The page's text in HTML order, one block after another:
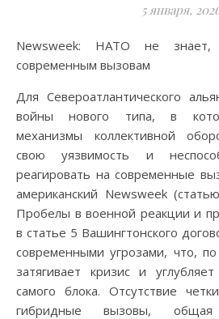
5 января,
Newsweek: НАТО не знает, как противостоять
современным вызовам
Для Североатлантического
войны нового типа, в
механизмы коллективной
свою уязвимость и
реагировать на современные
американский Newsweek
Пробелы в военной реакции и
в статье 5 Вашингтонского
современными угрозами, что,
затягивает кризис и
самого блока. Отсутствие
гибридные вызовы, общая